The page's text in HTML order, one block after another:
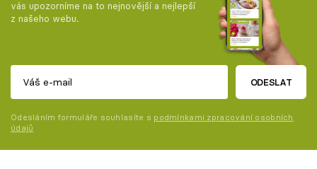
vás upozorníme na to nejnovější a nejlepší
z našeho webu.
ODESLAT
Odesláním formuláře souhlasíte s podmínkami zpracování osobních
údajů